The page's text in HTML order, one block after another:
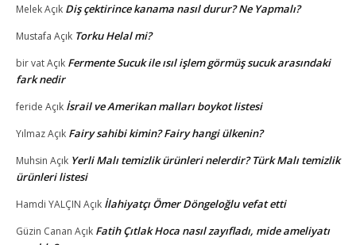
MelekAçık Diş çektirince kanama nasıl durur? Ne Yapmalı?
Mustafa Açık Torku Helal mi?
bir vatAçık Fermente Sucuk ile ısıl işlem görmüş sucuk arasındaki
fark nedir
feride Açık İsrail ve Amerikan malları boykot listesi
YılmazAçık Fairy sahibi kimin? Fairy hangi ülkenin?
Muhsin Açık Yerli Malı temizlik ürünleri nelerdir? Türk Malı temizlik
ürünleri listesi
Hamdi YALÇIN Açık İlahiyatçı Ömer Döngeloğlu vefat etti
Güzin Canan Açık Fatih Çıtlak Hoca nasıl zayıfladı, mide ameliyatı